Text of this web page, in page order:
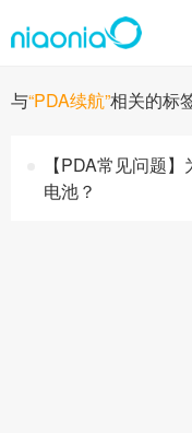
与“PDA续航”相关的标
【PDA常见问题
电池？